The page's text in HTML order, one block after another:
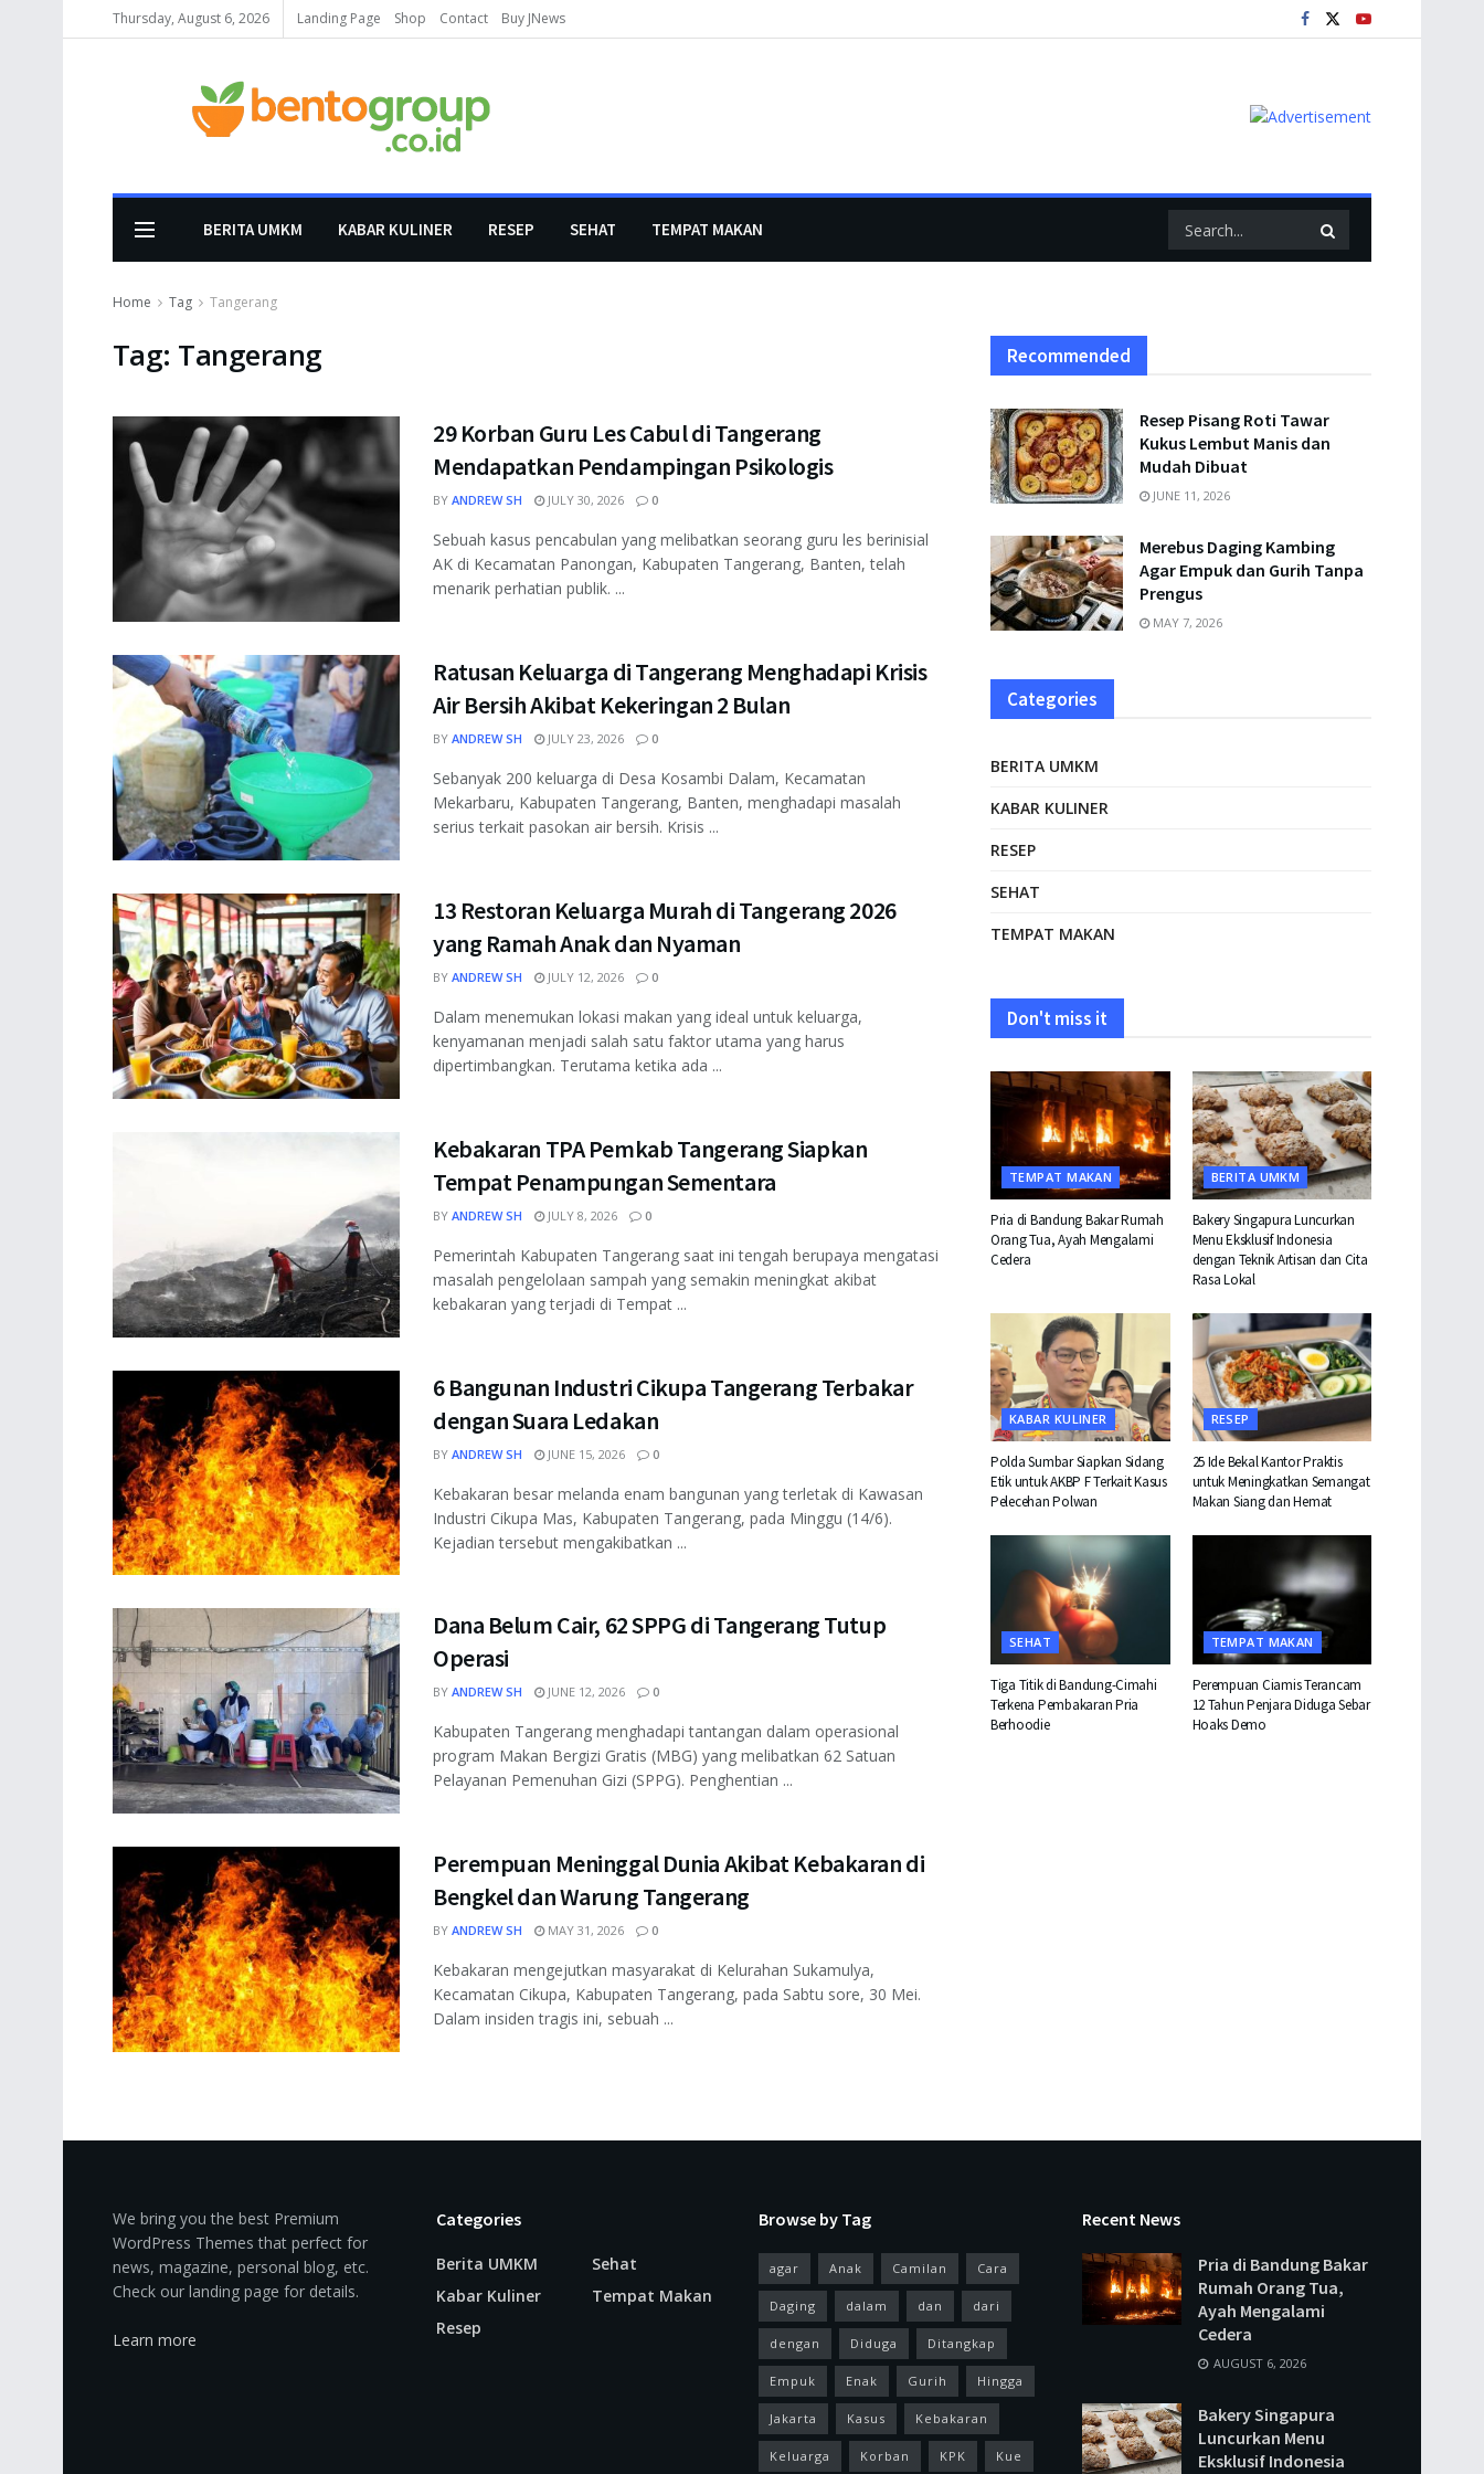
Thursday, August 6, 2026 Landing Page Shop Contact Buy JNews
BERITA UMKM KABAR KULINER RESEP SEHAT TEMPAT MAKAN
Home Tag Tangerang
Tag: Tangerang
29 Korban Guru Les Cabul di Tangerang
Mendapatkan Pendampingan Psikologis
BY ANDREW SH JULY 30, 2026 0
Sebuah kasus pencabulan yang melibatkan seorang guru les berinisial
AK di Kecamatan Panongan, Kabupaten Tangerang, Banten, telah
menarik perhatian publik. ...
Ratusan Keluarga di Tangerang Menghadapi Krisis
Air Bersih Akibat Kekeringan 2 Bulan
BY ANDREW SH JULY 23, 2026 0
Sebanyak 200 keluarga di Desa Kosambi Dalam, Kecamatan
Mekarbaru, Kabupaten Tangerang, Banten, menghadapi masalah
serius terkait pasokan air bersih. Krisis ...
13 Restoran Keluarga Murah di Tangerang 2026
yang Ramah Anak dan Nyaman
BY ANDREW SH JULY 12, 2026 0
Dalam menemukan lokasi makan yang ideal untuk keluarga,
kenyamanan menjadi salah satu faktor utama yang harus
dipertimbangkan. Terutama ketika ada ...
Kebakaran TPA Pemkab Tangerang Siapkan
Tempat Penampungan Sementara
BY ANDREW SH JULY 8, 2026 0
Pemerintah Kabupaten Tangerang saat ini tengah berupaya mengatasi
masalah pengelolaan sampah yang semakin meningkat akibat
kebakaran yang terjadi di Tempat ...
6 Bangunan Industri Cikupa Tangerang Terbakar
dengan Suara Ledakan
BY ANDREW SH JUNE 15, 2026 0
Kebakaran besar melanda enam bangunan yang terletak di Kawasan
Industri Cikupa Mas, Kabupaten Tangerang, pada Minggu (14/6).
Kejadian tersebut mengakibatkan ...
Dana Belum Cair, 62 SPPG di Tangerang Tutup
Operasi
BY ANDREW SH JUNE 12, 2026 0
Kabupaten Tangerang menghadapi tantangan dalam operasional
program Makan Bergizi Gratis (MBG) yang melibatkan 62 Satuan
Pelayanan Pemenuhan Gizi (SPPG). Penghentian ...
Perempuan Meninggal Dunia Akibat Kebakaran di
Bengkel dan Warung Tangerang
BY ANDREW SH MAY 31, 2026 0
Kebakaran mengejutkan masyarakat di Kelurahan Sukamulya,
Kecamatan Cikupa, Kabupaten Tangerang, pada Sabtu sore, 30 Mei.
Dalam insiden tragis ini, sebuah ...
Recommended
Resep Pisang Roti Tawar
Kukus Lembut Manis dan
Mudah Dibuat
JUNE 11, 2026
Merebus Daging Kambing
Agar Empuk dan Gurih Tanpa
Prengus
MAY 7, 2026
Categories
BERITA UMKM
KABAR KULINER
RESEP
SEHAT
TEMPAT MAKAN
Don't miss it
TEMPAT MAKAN
Pria di Bandung Bakar Rumah
Orang Tua, Ayah Mengalami
Cedera
BERITA UMKM
Bakery Singapura Luncurkan
Menu Eksklusif Indonesia
dengan Teknik Artisan dan Cita
Rasa Lokal
KABAR KULINER
Polda Sumbar Siapkan Sidang
Etik untuk AKBP F Terkait Kasus
Pelecehan Polwan
RESEP
25 Ide Bekal Kantor Praktis
untuk Meningkatkan Semangat
Makan Siang dan Hemat
SEHAT
Tiga Titik di Bandung-Cimahi
Terkena Pembakaran Pria
Berhoodie
TEMPAT MAKAN
Perempuan Ciamis Terancam
12 Tahun Penjara Diduga Sebar
Hoaks Demo
We bring you the best Premium
WordPress Themes that perfect for
news, magazine, personal blog, etc.
Check our landing page for details.
Learn more
Categories
Berita UMKM
Kabar Kuliner
Resep
Sehat
Tempat Makan
Browse by Tag
agar Anak Camilan Cara
Daging dalam dan dari
dengan Diduga Ditangkap
Empuk Enak Gurih Hingga
Jakarta Kasus Kebakaran
Keluarga Korban KPK Kue
Recent News
Pria di Bandung Bakar
Rumah Orang Tua,
Ayah Mengalami
Cedera
AUGUST 6, 2026
Bakery Singapura
Luncurkan Menu
Eksklusif Indonesia